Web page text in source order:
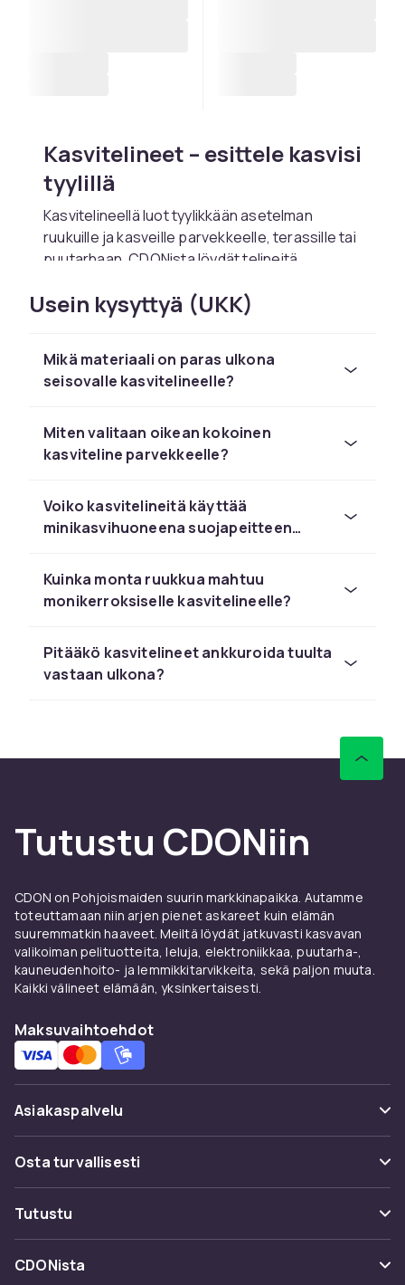
Kasvitelineet – esittele kasvisi
tyylillä
Kasvitelineellä luot tyylikkään asetelman
ruukuille ja kasveille parvekkeelle, terassille tai
puutarhaan. CDONista löydät telineitä
useammalla tasolla. Porrasmallit antavat
jokaiselle ruukulle auringonvaloa, kun taas
Täydellinen lisäkasvihuoneesirinnalle taimien
karaisemiseen ulkona tai sijoita
Turvallinen ostos CDONista.
Usein kysyttyä (UKK)
Mikä materiaali on paras ulkona
seisovalle kasvitelineelle?
Miten valitaan oikean kokoinen
kasviteline parvekkeelle?
Voiko kasvitelineitä käyttää
minikasvihuoneena suojapeitteen
Kuinka monta ruukkua mahtuu
monikerroksiselle kasvitelineelle?
Pitääkö kasvitelineet ankkuroida tuulta
vastaan ulkona?
Tutustu CDONiin
CDON on Pohjoismaiden suurin markkinapaikka. Autamme
toteuttamaan niin arjen pienet askareet kuin elämän
suuremmatkin haaveet. Meiltä löydät jatkuvasti kasvavan
valikoiman pelituotteita, leluja, elektroniikkaa, puutarha-,
kauneudenhoito- ja lemmikkitarvikkeita, sekä paljon muuta.
Kaikki välineet elämään, yksinkertaisesti.
Maksuvaihtoehdot
Asiakaspalvelu
Usein kysyttyä (UKK)
Seuraa pakettia
Ota yhteyttä
Osta turvallisesti
Maksuvaihtoehdot
Toimitus
Tutustu
Kategoriat
CDONista